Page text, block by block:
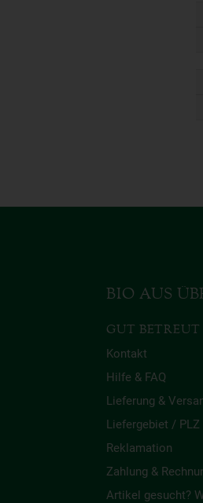
BIO AUS
GUT BETREUT
Kontakt
Hilfe & FAQ
Lieferung &
Liefergebiet / PLZ
Reklamation
Zahlung &
Artikel gesucht?